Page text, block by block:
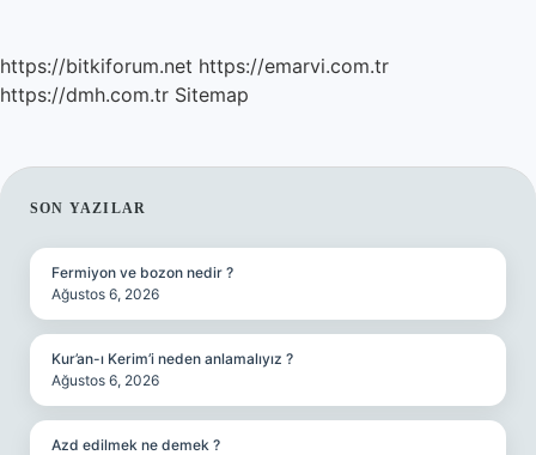
https://bitkiforum.net https://emarvi.com.tr
https://dmh.com.tr Sitemap
SIDEBAR
SON YAZILAR
Fermiyon ve bozon nedir ?
Ağustos 6, 2026
Kur’an-ı Kerim’i neden anlamalıyız ?
Ağustos 6, 2026
Azd edilmek ne demek ?